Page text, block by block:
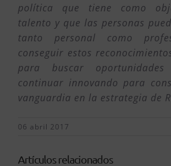
política que tiene como
talento y que las personas
tanto personal como
conseguir estos
para buscar
continuar innovando para
vanguardia en la estrategia de
06 abril 2017
Artículos relacionados